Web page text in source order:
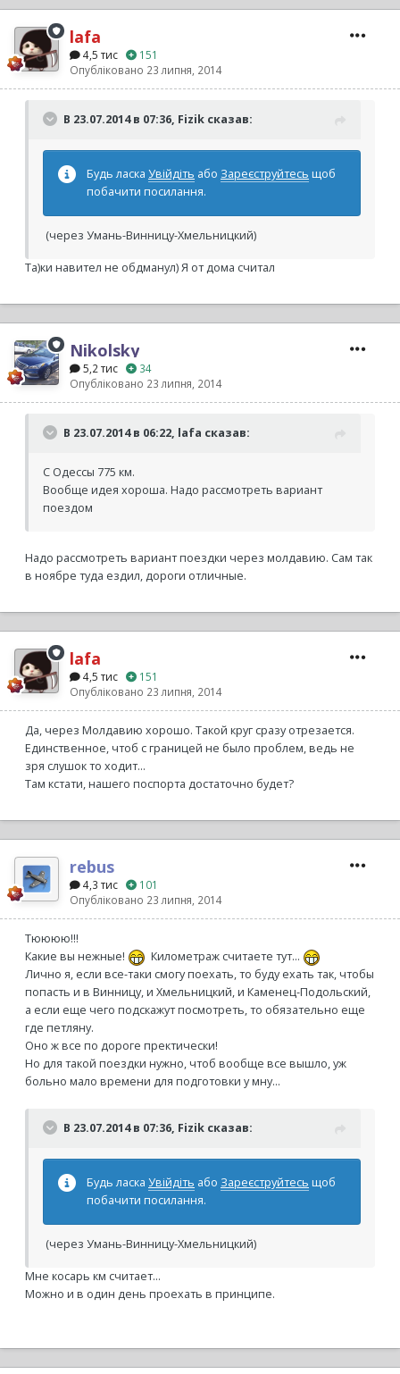
lafa
4,5 тис
151
Опубліковано 23 липня, 2014
В 23.07.2014 в 07:36, Fizik сказав:
Будь ласка Увійдіть або Зареєструйтесь щоб
побачити посилання.
(через Умань-Винницу-Хмельницкий)
Та)ки навител не обдманул) Я от дома считал
Nikolsky
5,2 тис
34
Опубліковано 23 липня, 2014
В 23.07.2014 в 06:22, lafa сказав:
С Одессы 775 км.
Вообще идея хороша. Надо рассмотреть вариант
поездом
Надо рассмотреть вариант поездки через молдавию. Сам так
в ноябре туда ездил, дороги отличные.
lafa
4,5 тис
151
Опубліковано 23 липня, 2014
Да, через Молдавию хорошо. Такой круг сразу отрезается.
Единственное, чтоб с границей не было проблем, ведь не
зря слушок то ходит...
Там кстати, нашего поспорта достаточно будет?
rebus
4,3 тис
101
Опубліковано 23 липня, 2014
Тюююю!!!
Какие вы нежные!
Километраж считаете тут...
Лично я, если все-таки смогу поехать, то буду ехать так, чтобы
попасть и в Винницу, и Хмельницкий, и Каменец-Подольский,
а если еще чего подскажут посмотреть, то обязательно еще
где петляну.
Оно ж все по дороге пректически!
Но для такой поездки нужно, чтоб вообще все вышло, уж
больно мало времени для подготовки у мну...
В 23.07.2014 в 07:36, Fizik сказав:
Будь ласка Увійдіть або Зареєструйтесь щоб
побачити посилання.
(через Умань-Винницу-Хмельницкий)
Мне косарь км считает...
Можно и в один день проехать в принципе.